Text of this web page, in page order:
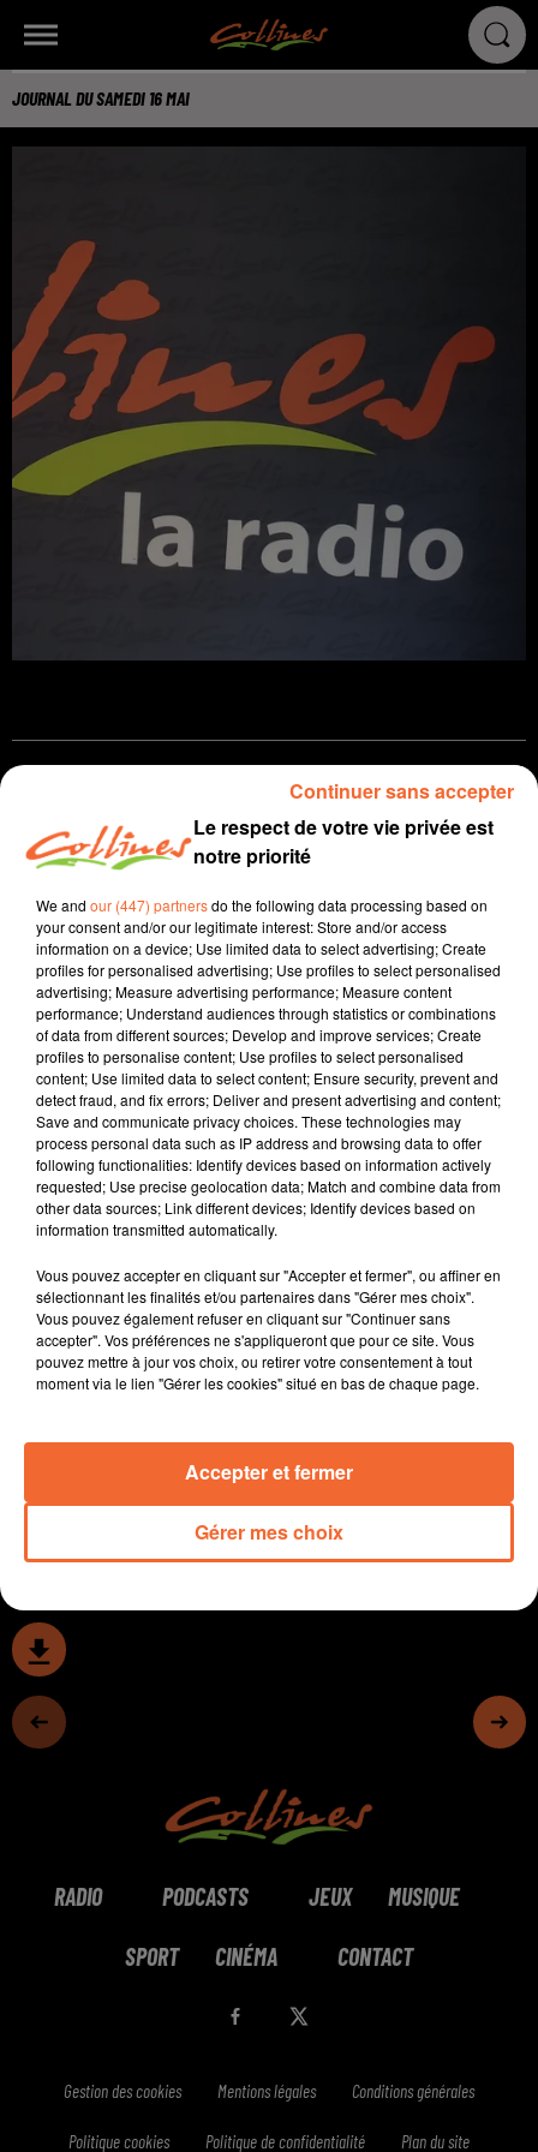
JOURNAL DU SAMEDI 16 MAI
16 mai 2026 - 11 min 20 sec
Patrice Bémanangy
L'info près de chez vous
Mickaël Hanouna, à l'origine de la disparition des
Chamois Niortais rattrappé par la justice ... logique
pour le président du district de football des deux-sèvres
Le district qui s'est vu confier l'organisation de la finale
de Coupe Nationale Futsal ce samedi à L'Acclameur de
Niort.
Le fair-play de l'entraineur de Val de Boutonne Olivier
Dupont après la défaite de son équipe en demi-finale
de la coupe saboureau.
Cholet Basket défie ce soir Nanterre en Betclic Elite.
La 11e édition des Aînés en Chanson mercredi dernier
à Bocapole.
Les artistes en fête ce samedi après-midi place Notre
Dame à Bressuire.
dimanche après-midi à l'occasion de 14e édition de la
RADIO PODCASTS JEUX MUSIQUE
SPORT CINÉMA CONTACT
Gestion des cookies Mentions légales Conditions générales
Politique cookies Politique de confidentialité Plan du site
Le respect de votre vie privée est
notre priorité
We and our (447) partnersdo the following data processing based on
your consent and/or our legitimate interest: Store and/or access
information on a device; Use limited data to select advertising; Create
profiles for personalised advertising; Use profiles to select personalised
advertising; Measure advertising performance; Measure content
performance; Understand audiences through statistics or combinations
of data from different sources; Develop and improve services; Create
profiles to personalise content; Use profiles to select personalised
content; Use limited data to select content; Ensure security, prevent and
detect fraud, and fix errors; Deliver and present advertising and content;
Save and communicate privacy choices. These technologies may
process personal data such as IP address and browsing data to offer
following functionalities: Identify devices based on information actively
requested; Use precise geolocation data; Match and combine data from
other data sources; Link different devices; Identify devices based on
information transmitted automatically.
Vous pouvez accepter en cliquant sur "Accepter et fermer", ou affiner en
sélectionnant les finalités et/ou partenaires dans "Gérer mes choix".
Vous pouvez également refuser en cliquant sur "Continuer sans
accepter". Vos préférences ne s'appliqueront que pour ce site. Vous
pouvez mettre à jour vos choix, ou retirer votre consentement à tout
moment via le lien "Gérer les cookies" situé en bas de chaque page.
Gérer mes choix
Accepter et fermer
Continuer sans accepter